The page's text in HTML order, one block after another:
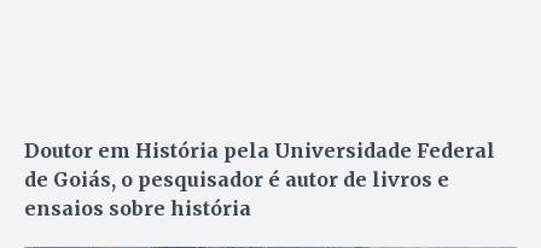
Doutor em História pela Universidade Federal
de Goiás, o pesquisador é autor de livros e
ensaios sobre história